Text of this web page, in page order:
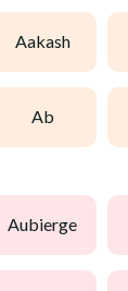
aakash
ab
aubierge